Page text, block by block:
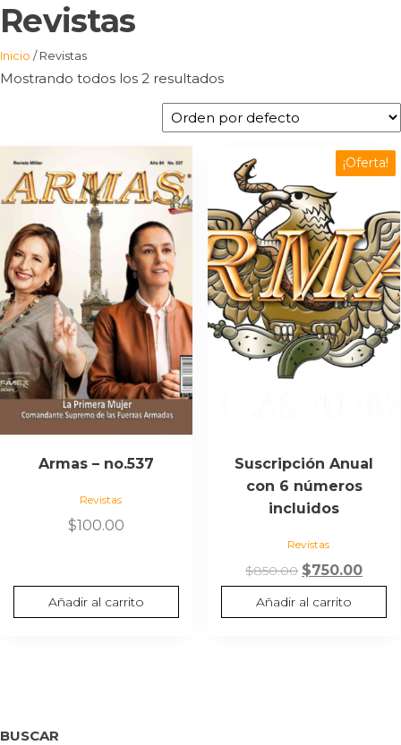
Revistas
Inicio / Revistas
Mostrando todos los 2 resultados
Armas – no.537
Revistas
$100.00
Añadir al carrito
¡Oferta!
Suscripción Anual
con 6 números
incluidos
Revistas
$850.00 $750.00
Añadir al carrito
BUSCAR